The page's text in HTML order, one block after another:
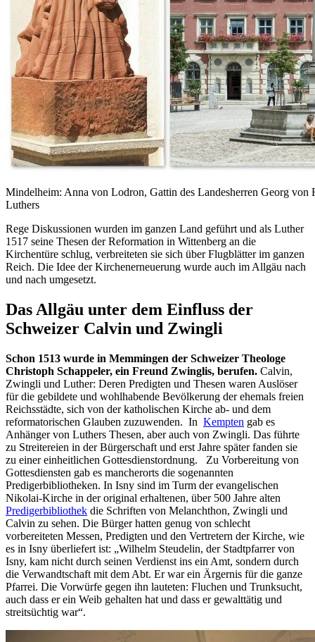
Mindelheim: Anna von Lodron, Gattin des Landesherren Georg von
Luthers
Rege Diskussionen wurden im ganzen Land geführt und als Luther
1517 seine Thesen der Reformation in Wittenberg an die
Kirchentüre schlug, verbreiteten sie sich über Flugblätter im ganzen
Reich. Die Idee der Kirchenerneuerung wurde auch im Allgäu nach
und nach umgesetzt.
Das Allgäu unter dem Einfluss der
Schweizer Calvin und Zwingli
Schon 1513 wurde in Memmingen der Schweizer Theologe
Christoph Schappeler, ein Freund Zwinglis, berufen. Calvin,
Zwingli und Luther: Deren Predigten und Thesen waren Auslöser
für die gebildete und wohlhabende Bevölkerung der ehemals freien
Reichsstädte, sich von der katholischen Kirche ab- und dem
reformatorischen Glauben zuzuwenden. In Kempten gab es
Anhänger von Luthers Thesen, aber auch von Zwingli. Das führte
zu Streitereien in der Bürgerschaft und erst Jahre später fanden sie
zu einer einheitlichen Gottesdienstordnung. Zu Vorbereitung von
Gottesdiensten gab es mancherorts die sogenannten
Predigerbibliotheken. In Isny sind im Turm der evangelischen
Nikolai-Kirche in der original erhaltenen, über 500 Jahre alten
Predigerbibliothek die Schriften von Melanchthon, Zwingli und
Calvin zu sehen. Die Bürger hatten genug von schlecht
vorbereiteten Messen, Predigten und den Vertretern der Kirche, wie
es in Isny überliefert ist: „Wilhelm Steudelin, der Stadtpfarrer von
Isny, kam nicht durch seinen Verdienst ins ein Amt, sondern durch
die Verwandtschaft mit dem Abt. Er war ein Ärgernis für die ganze
Pfarrei. Die Vorwürfe gegen ihn lauteten: Fluchen und Trunksucht,
auch dass er ein Weib gehalten hat und dass er gewalttätig und
streitsüchtig war“.